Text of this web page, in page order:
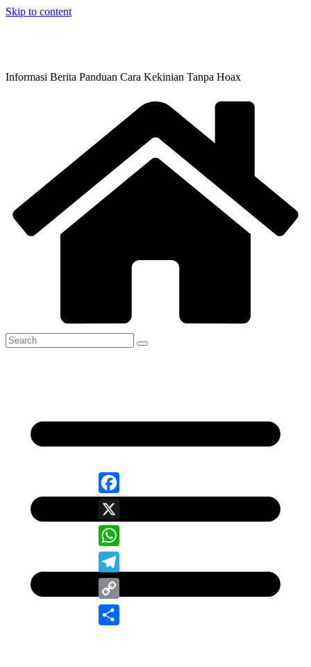
Skip to content
Informasi Berita Panduan Cara Kekinian Tanpa Hoax
Facebook
X
WhatsApp
Telegram
Copy